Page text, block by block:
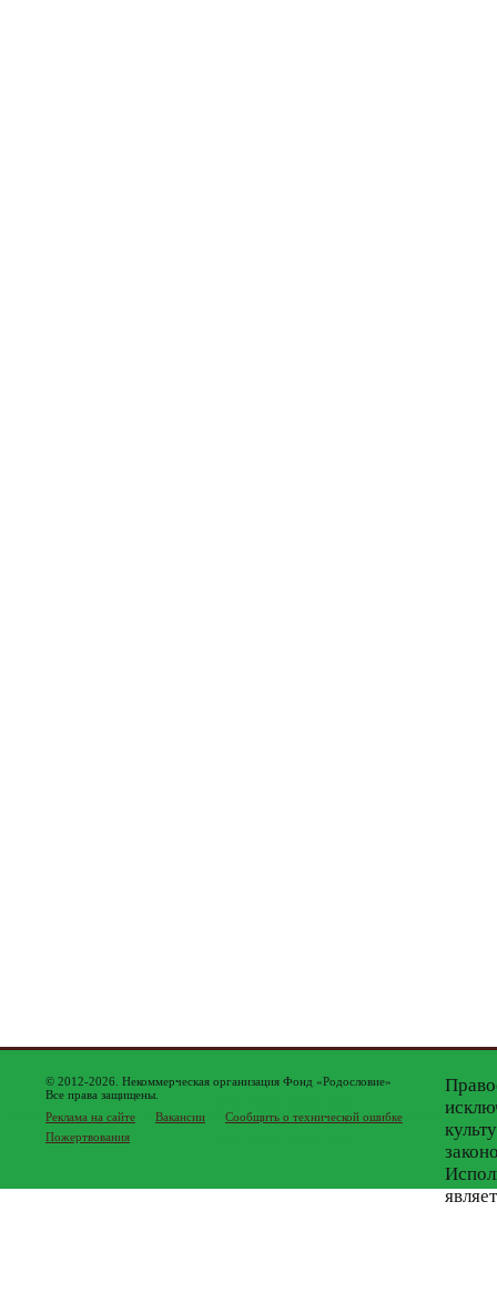
© 2012-2026. Некоммерческая организация Фонд «Родословие»
Все права защищены.
Реклама на сайте
Вакансии
Сообщить о технической ошибке
Пожертвования